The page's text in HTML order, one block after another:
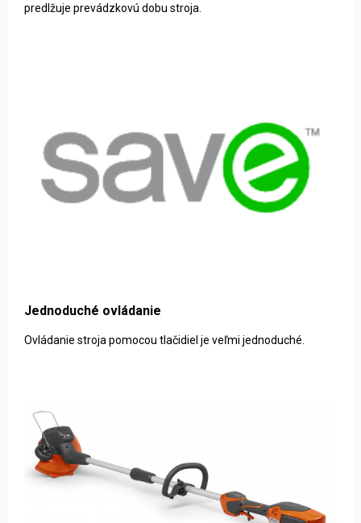
predlžuje prevádzkovú dobu stroja.
Jednoduché ovládanie
Ovládanie stroja pomocou tlačidiel je veľmi jednoduché.